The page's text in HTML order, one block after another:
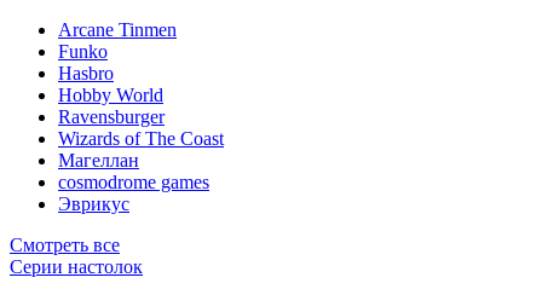
Arcane Tinmen
Funko
Hasbro
Hobby World
Ravensburger
Wizards of The Coast
Магеллан
сosmodrome games
Эврикус
Смотреть все
Серии настолок